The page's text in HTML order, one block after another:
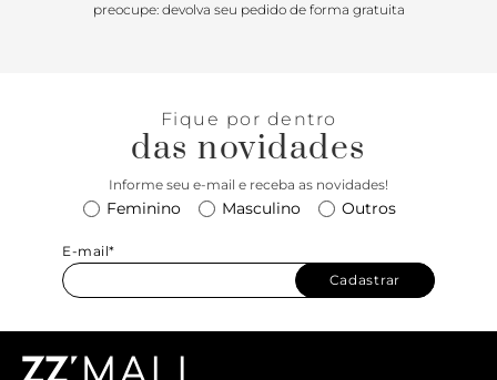
personalidade, o modelo é estiloso sem abrir mão do
com alfaiataria, mas também existe a possibilidade dele ser
a peça mais “pesada” em um look mais girly, o efeito é
super fofo quando combinado com meias em dias mais
frios. Perfeitinho!
preocupe: devolva seu pedido de forma gratuita
Fique por dentro
das novidades
Informe seu e-mail e receba as novidades!
Feminino Masculino Outros
E-mail*
Cadastrar